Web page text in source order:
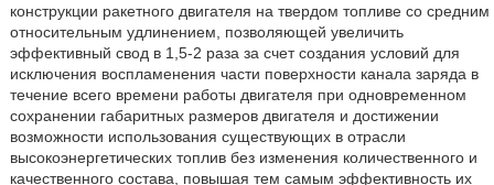
конструкции ракетного двигателя на твердом топливе со средним
относительным удлинением, позволяющей увеличить
эффективный свод в 1,5-2 раза за счет создания условий для
исключения воспламенения части поверхности канала заряда в
течение всего времени работы двигателя при одновременном
сохранении габаритных размеров двигателя и достижении
возможности использования существующих в отрасли
высокоэнергетических топлив без изменения количественного и
качественного состава, повышая тем самым эффективность их